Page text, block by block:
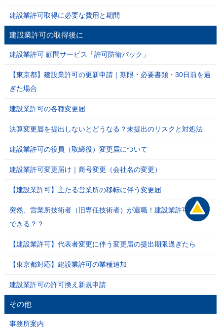
建設業許可取得に必要な費用と期間
建設業許可の取得後に
建設業許可 顧問サービス「許可防衛パック」
【東京都】建設業許可の更新申請｜期限・必要書類・30日前を過
ぎた場合
建設業許可の各種変更届
決算変更届を提出しないとどうなる？未提出のリスクと対処法
建設業許可の役員（取締役）変更届について
建設業許可変更届け｜商号変更（会社名の変更）
【建設業許可】主たる営業所の移転に伴う変更届
突然、営業所技術者（旧専任技術者）が退職！建設業許可は維持
できる？？
【建設業許可】代表者変更に伴う変更届の提出期限過ぎたら
【東京都対応】建設業許可の業種追加
建設業許可の許可換え新規申請
その他
事務所案内